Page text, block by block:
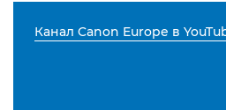
Канал Canon Europe в